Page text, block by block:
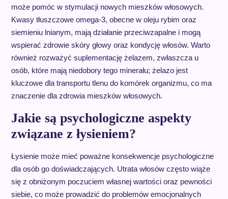
może pomóc w stymulacji nowych mieszków włosowych.
Kwasy tłuszczowe omega-3, obecne w oleju rybim oraz
siemieniu lnianym, mają działanie przeciwzapalne i mogą
wspierać zdrowie skóry głowy oraz kondycję włosów. Warto
również rozważyć suplementację żelazem, zwłaszcza u
osób, które mają niedobory tego minerału; żelazo jest
kluczowe dla transportu tlenu do komórek organizmu, co ma
znaczenie dla zdrowia mieszków włosowych.
Jakie są psychologiczne aspekty
związane z łysieniem?
Łysienie może mieć poważne konsekwencje psychologiczne
dla osób go doświadczających. Utrata włosów często wiąże
się z obniżonym poczuciem własnej wartości oraz pewności
siebie, co może prowadzić do problemów emocjonalnych